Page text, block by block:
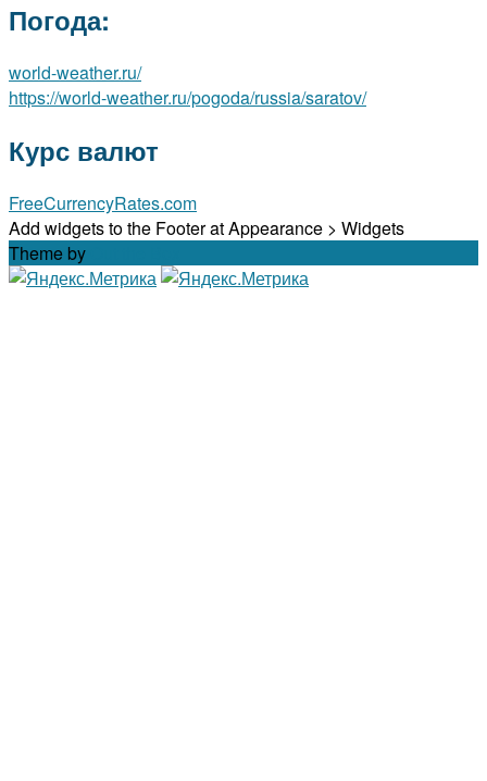
Погода:
world-weather.ru/
https://world-weather.ru/pogoda/russia/saratov/
Курс валют
FreeCurrencyRates.com
Add widgets to the Footer at Appearance > Widgets
Theme by